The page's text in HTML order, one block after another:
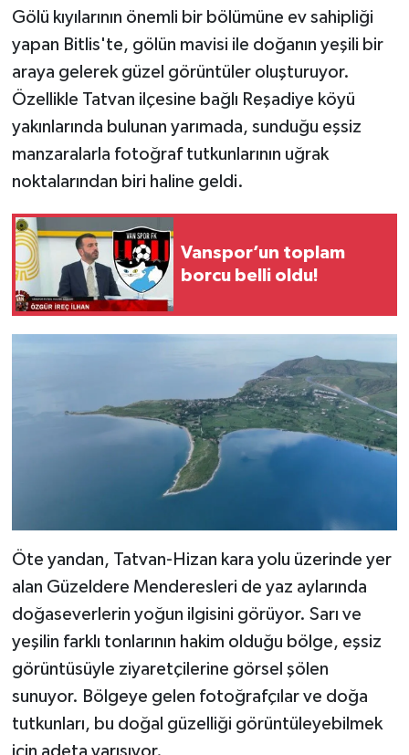
Gölü kıyılarının önemli bir bölümüne ev sahipliği
yapan Bitlis'te, gölün mavisi ile doğanın yeşili bir
araya gelerek güzel görüntüler oluşturuyor.
Özellikle Tatvan ilçesine bağlı Reşadiye köyü
yakınlarında bulunan yarımada, sunduğu eşsiz
manzaralarla fotoğraf tutkunlarının uğrak
noktalarından biri haline geldi.
Vanspor’un toplam
borcu belli oldu!
Öte yandan, Tatvan-Hizan kara yolu üzerinde yer
alan Güzeldere Menderesleri de yaz aylarında
doğaseverlerin yoğun ilgisini görüyor. Sarı ve
yeşilin farklı tonlarının hakim olduğu bölge, eşsiz
görüntüsüyle ziyaretçilerine görsel şölen
sunuyor. Bölgeye gelen fotoğrafçılar ve doğa
tutkunları, bu doğal güzelliği görüntüleyebilmek
için adeta yarışıyor.